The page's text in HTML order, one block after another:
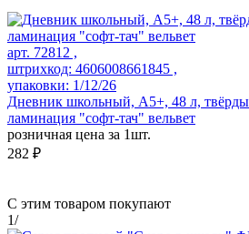
арт. 72812 ,
штрихкод: 4606008661845 ,
упаковки: 1/12/26
Дневник школьный, А5+, 48 л,
ламинация "софт-тач" вельвет
розничная цена за 1шт.
282 ₽
С этим товаром покупают
1/